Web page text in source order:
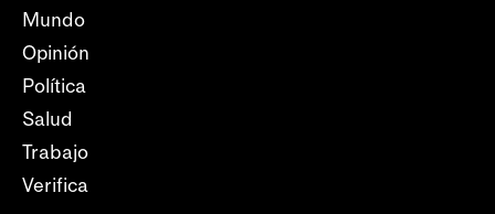
Mundo
Opinión
Política
Salud
Trabajo
Verifica